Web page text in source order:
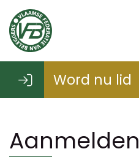
Word nu lid
Aanmelden